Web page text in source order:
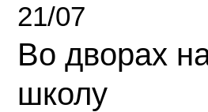
21/07
Во дворах
школу